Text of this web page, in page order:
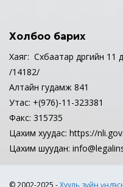
Холбоо барих
Хаяг: Сүхбаатар дүүргийн
/14182/
Алтайн гудамж 841
Утас: +(976)-11-323381
Факс: 315735
Цахим хуудас: https://
Цахим шуудан:
© 2002-2025 -Хууль зүйн